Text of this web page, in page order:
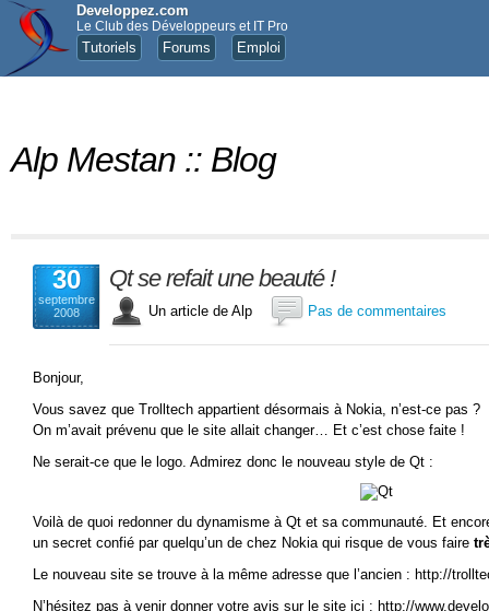
Developpez.com
Le Club des Développeurs et IT Pro
Tutoriels Forums Emploi
Alp Mestan :: Blog
30
septembre
2008
Qt se refait une beauté !
Un article de Alp Pas de commentaires
Bonjour,
Vous savez que Trolltech appartient désormais à Nokia, n’est-ce pas ?
On m’avait prévenu que le site allait changer… Et c’est chose faite !
Ne serait-ce que le logo. Admirez donc le nouveau style de Qt :
Voilà de quoi redonner du dynamisme à Qt et sa communauté. Et
un secret confié par quelqu’un de chez Nokia qui risque de vous faire
Le nouveau site se trouve à la même adresse que l’ancien : http://
N’hésitez pas à venir donner votre avis sur le site ici : http://